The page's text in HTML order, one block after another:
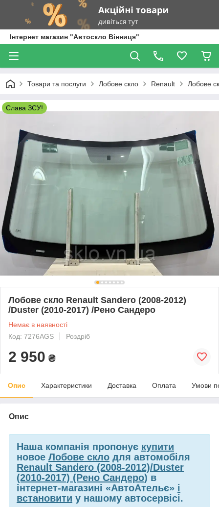
Інтернет магазин "Автоскло Вінниця"
Товари та послуги Лобове скло Renault Лобове
Слава ЗСУ!
Лобове скло Renault Sandero (2008-2012)
/Duster (2010-2017) /Рено Сандеро
Немає в наявності
Код: 7276AGS
Роздріб
2 950 ₴
Опис Характеристики Доставка Оплата Умови
Опис
Наша компанія пропонує купити
новое Лобове скло для автомобіля
Renault Sandero (2008-2012)/Duster
(2010-2017) (Рено Сандеро) в
інтернет-магазині «АвтоАтельє» і
встановити у нашому автосервісі.